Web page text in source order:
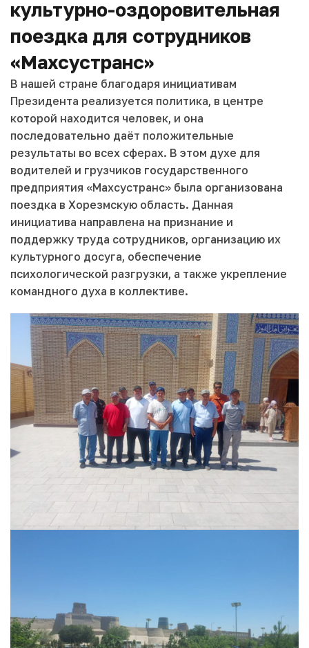
культурно-оздоровительная
поездка для сотрудников
«Махсустранс»
В нашей стране благодаря инициативам
Президента реализуется политика, в центре
которой находится человек, и она
последовательно даёт положительные
результаты во всех сферах. В этом духе для
водителей и грузчиков государственного
предприятия «Махсустранс» была организована
поездка в Хорезмскую область. Данная
инициатива направлена на признание и
поддержку труда сотрудников, организацию их
культурного досуга, обеспечение
психологической разгрузки, а также укрепление
командного духа в коллективе.